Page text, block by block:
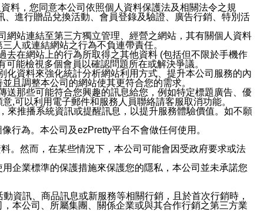
料，您同意本公司依照個人資料保護法及相關法令之規
進行贈品兌換活動、會員登錄及驗證、廣告行銷、特別活
站連結至第三方獨立管理、經營之網站，其有關個人資料
人或連結網站之行為不負連帶責任。
在網站上的行為所取得之其他資料 (包括但不限於手機作
能檢視多個會員以確認問題所在或解決爭議。
資料來強化統計分析網站利用方式、提升本公司服務的內
且調整本公司的網站使其更符合您的需求。
那些可能符合您興趣的訊息給您，例如特定標題廣告、優
,可以利用電子郵件和服務人員聯絡請客服取消功能。
來推播系統資訊或提醒訊息，以提升服務體驗價值。如不願
行為。本公司及ezPretty平台不會做任何使用。
。然而，在某些情況下，本公司可能會因受政府要求或法
企業標準的保護措施來保護您的隱私，本公司並未承諾您
資訊、商品訊息或新服務等相關行銷，且於首次行銷時，
本公司、所屬集團、關係企業或與其合作行銷之第三方業